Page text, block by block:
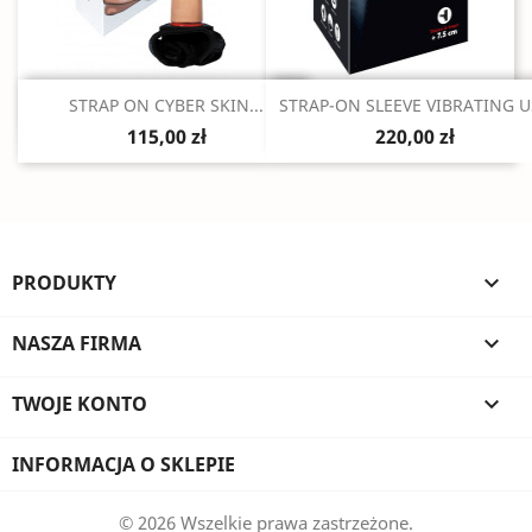
Szybki podgląd
STRAP ON CYBER SKIN...
115,00 zł
Szybki podgląd
STRAP-ON SLEEVE VIBRATING
220,00 zł
PRODUKTY 
NASZA FIRMA 
TWOJE KONTO 
INFORMACJA O SKLEPIE
© 2026 Wszelkie prawa zastrzeżone.